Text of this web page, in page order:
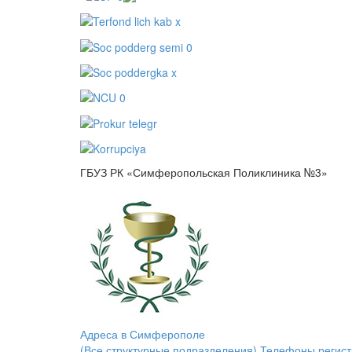
ГБУЗ РК «Симферопольская Поликлиника №3»
Адреса в Симферополе